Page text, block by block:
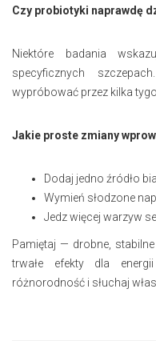
Czy probiotyki naprawdę
Niektóre badania
specyficznych
wypróbować przez kilka
Jakie proste zmiany
Dodaj jedno źródło
Wymień słodzone
Jedz więcej warzyw
Pamiętaj — drobne,
trwałe efekty dla
różnorodność i słuchaj